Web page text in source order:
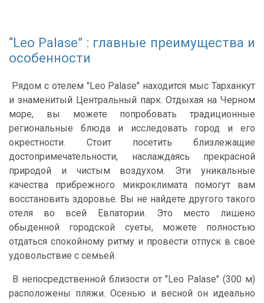
“Leo Palase” : главные преимущества и
особенности
Рядом с отелем "Leo Palase" находится мыс Тарханкут
и знаменитый Центральный парк. Отдыхая на Черном
море, вы можете попробовать традиционные
региональные блюда и исследовать город и его
окрестности. Стоит посетить близлежащие
достопримечательности, наслаждаясь прекрасной
природой и чистым воздухом. Эти уникальные
качества прибрежного микроклимата помогут вам
восстановить здоровье. Вы не найдете другого такого
отеля во всей Евпатории. Это место лишено
обыденной городской суеты, можете полностью
отдаться спокойному ритму и провести отпуск в свое
удовольствие с семьей.
В непосредственной близости от "Leo Palase" (300 м)
расположены пляжи. Осенью и весной он идеально